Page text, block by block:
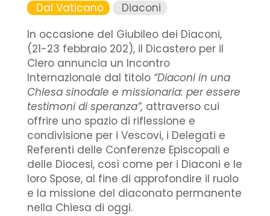
Dal Vaticano
Diaconi
In occasione del Giubileo dei Diaconi,
(21-23 febbraio 202), il Dicastero per il
Clero annuncia un Incontro
Internazionale dal titolo “Diaconi in una
Chiesa sinodale e missionaria: per essere
testimoni di speranza”, attraverso cui
offrire uno spazio di riflessione e
condivisione per i Vescovi, i Delegati e
Referenti delle Conferenze Episcopali e
delle Diocesi, così come per i Diaconi e le
loro Spose, al fine di approfondire il ruolo
e la missione del diaconato permanente
nella Chiesa di oggi.